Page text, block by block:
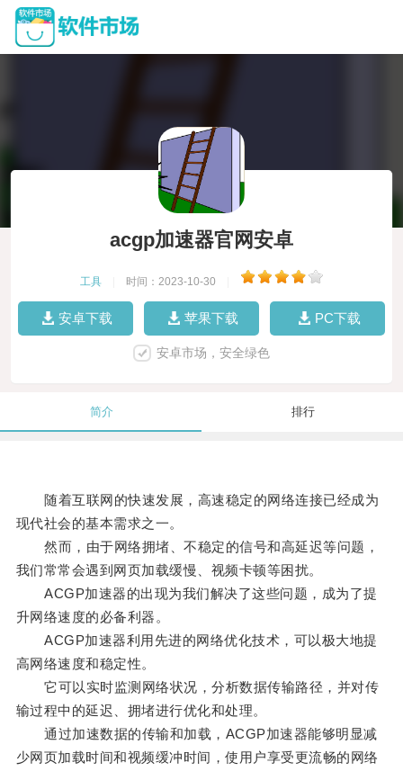
acgp加速器官网安卓
工具 时间：2023-10-30
安卓下载 苹果下载 PC下载
安卓市场，安全绿色
简介 排行
随着互联网的快速发展，高速稳定的网络连接已经成为
现代社会的基本需求之一。
然而，由于网络拥堵、不稳定的信号和高延迟等问题，
我们常常会遇到网页加载缓慢、视频卡顿等困扰。
ACGP加速器的出现为我们解决了这些问题，成为了提
升网络速度的必备利器。
ACGP加速器利用先进的网络优化技术，可以极大地提
高网络速度和稳定性。
它可以实时监测网络状况，分析数据传输路径，并对传
输过程中的延迟、拥堵进行优化和处理。
通过加速数据的传输和加载，ACGP加速器能够明显减
少网页加载时间和视频缓冲时间，使用户享受更流畅的网络